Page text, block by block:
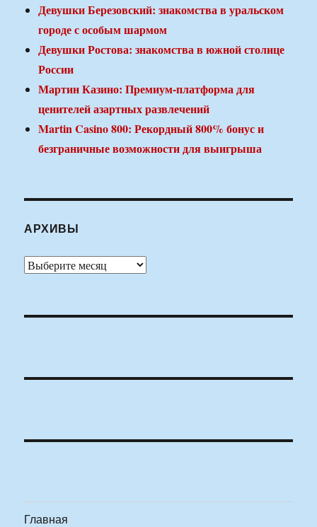
Девушки Березовский: знакомства в уральском
городе с особым шармом
Девушки Ростова: знакомства в южной столице
России
Мартин Казино: Премиум-платформа для
ценителей азартных развлечений
Martin Casino 800: Рекордный 800% бонус и
безграничные возможности для выигрыша
АРХИВЫ
Архивы
Главная